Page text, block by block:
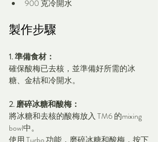
900 克冷開水
製作步驟
1. 準備食材：
確保酸梅已去核，並準備好所需的冰
糖、金桔和冷開水。
2. 磨碎冰糖和酸梅：
將冰糖和去核的酸梅放入 TM6 的mixing
bowl中。
使用 Turbo 功能，磨碎冰糖和酸梅，按下